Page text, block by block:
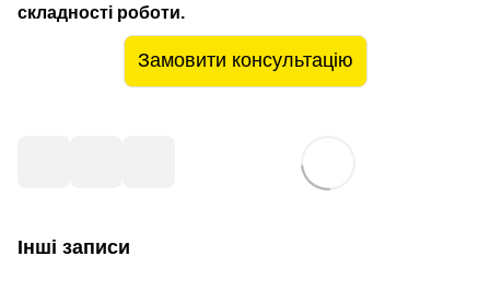
складності роботи.
Замовити консультацію
Інші записи